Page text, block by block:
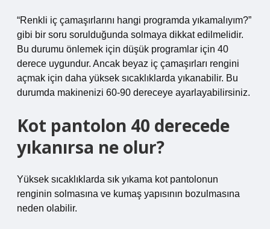
“Renkli iç çamaşırlarını hangi programda yıkamalıyım?”
gibi bir soru sorulduğunda solmaya dikkat edilmelidir.
Bu durumu önlemek için düşük programlar için 40
derece uygundur. Ancak beyaz iç çamaşırları rengini
açmak için daha yüksek sıcaklıklarda yıkanabilir. Bu
durumda makinenizi 60-90 dereceye ayarlayabilirsiniz.
Kot pantolon 40 derecede
yıkanırsa ne olur?
Yüksek sıcaklıklarda sık yıkama kot pantolonun
renginin solmasına ve kumaş yapısının bozulmasına
neden olabilir.